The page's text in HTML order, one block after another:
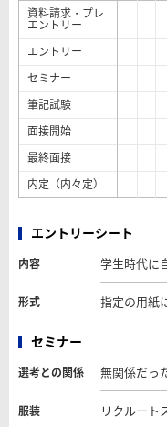
資料請求・プレ
エントリー
エントリー
セミナー
筆記試験
面接開始
最終面接
内定（内々定）
エントリーシート
内容 学生時代に
形式 指定の用紙
セミナー
選考との関係 無関係だっ
服装 リクルート